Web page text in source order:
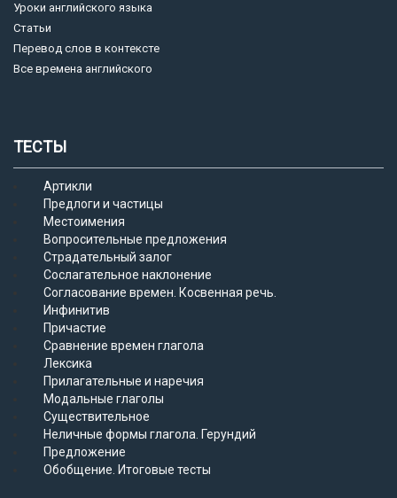
Уроки английского языка
Статьи
Перевод слов в контексте
Все времена английского
ТЕСТЫ
Артикли
Предлоги и частицы
Местоимения
Вопросительные предложения
Страдательный залог
Сослагательное наклонение
Согласование времен. Косвенная речь.
Инфинитив
Причастие
Сравнение времен глагола
Лексика
Прилагательные и наречия
Модальные глаголы
Существительное
Неличные формы глагола. Герундий
Предложение
Обобщение. Итоговые тесты